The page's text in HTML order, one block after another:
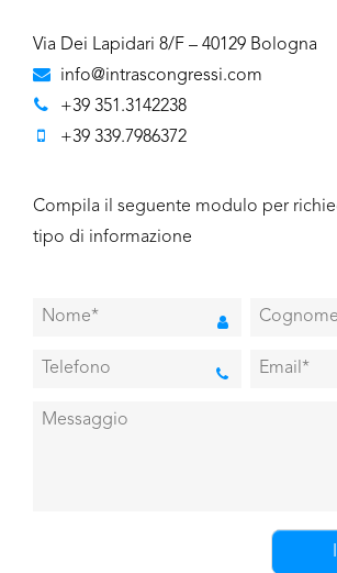
Via Dei Lapidari 8/F – 40129 Bologna
info@intrascongressi.com
+39 351.3142238
+39 339.7986372
Compila il seguente modulo per
tipo di informazione